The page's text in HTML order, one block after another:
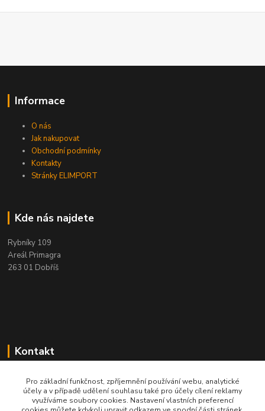
Informace
O nás
Jak nakupovat
Obchodní podmínky
Kontakty
Stránky ELIMPORT
Kde nás najdete
Rybníky 109
Areál Primagra
263 01 Dobříš
Kontakt
+420 284 811 501
Po - Pá, 8:00-16:30
Pro základní funkčnost, zpříjemnění používání webu, analytické
účely a v případě udělení souhlasu také pro účely cílení reklamy
využíváme soubory cookies. Nastavení vlastních preferencí